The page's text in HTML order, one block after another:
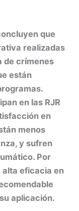
que
realizadas
de crímenes
están
en las RJR
en
menos
y sufren
Por
alta eficacia en
aplicación.